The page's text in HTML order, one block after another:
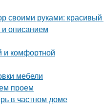
своими руками: красивый
описанием
и комфортной
мебели
проем
в частном доме